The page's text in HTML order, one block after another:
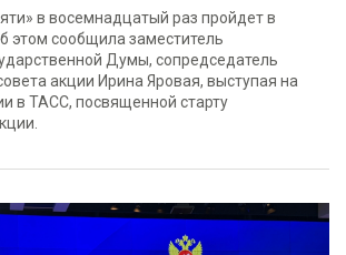
в восемнадцатый раз пройдет в
этом сообщила заместитель
Думы, сопредседатель
акции Ирина Яровая, выступая на
в ТАСС, посвященной старту